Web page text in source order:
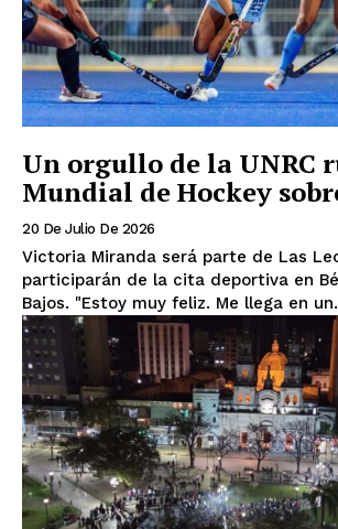
Un orgullo de la UNRC
Mundial de Hockey
20 De Julio De 2026
Victoria Miranda será parte de Las
participarán de la cita deportiva en
Bajos. "Estoy muy feliz. Me llega en